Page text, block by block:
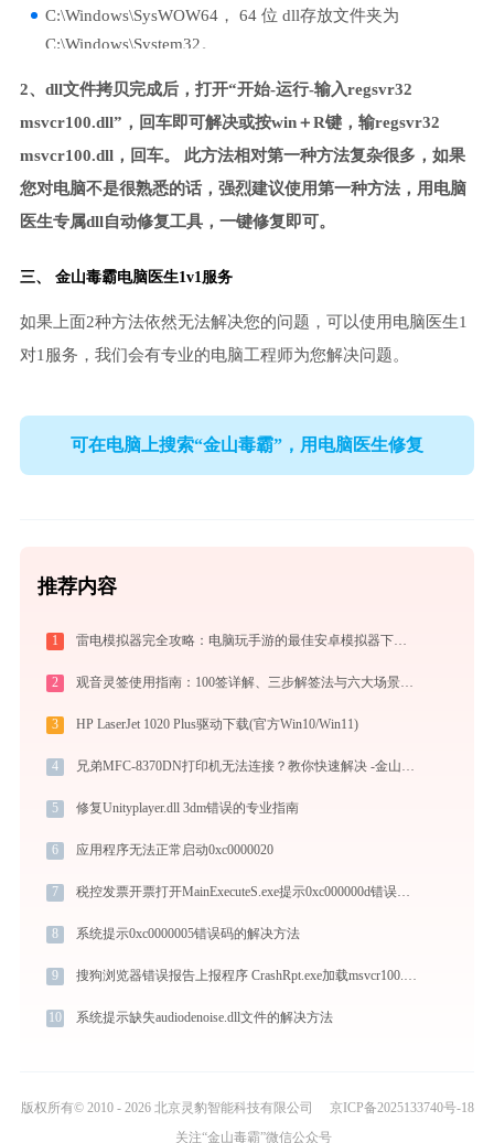
C:\Windows\SysWOW64， 64 位 dll存放文件夹为
C:\Windows\System32。
2、dll文件拷贝完成后，打开“开始-运行-输入regsvr32
msvcr100.dll”，回车即可解决或按win＋R键，输regsvr32
msvcr100.dll，回车。 此方法相对第一种方法复杂很多，如果
您对电脑不是很熟悉的话，强烈建议使用第一种方法，用电脑
医生专属dll自动修复工具，一键修复即可。
三、 金山毒霸电脑医生1v1服务
如果上面2种方法依然无法解决您的问题，可以使用电脑医生1
对1服务，我们会有专业的电脑工程师为您解决问题。
可在电脑上搜索“金山毒霸”，用电脑医生修复
推荐内容
1 雷电模拟器完全攻略：电脑玩手游的最佳安卓模拟器下载安装与优化配置指南
2 观音灵签使用指南：100签详解、三步解签法与六大场景解读
3 HP LaserJet 1020 Plus驱动下载(官方Win10/Win11)
4 兄弟MFC-8370DN打印机无法连接？教你快速解决 -金山毒霸
5 修复Unityplayer.dll 3dm错误的专业指南
6 应用程序无法正常启动0xc0000020
7 税控发票开票打开MainExecuteS.exe提示0xc000000d错误码怎么办
8 系统提示0xc0000005错误码的解决方法
9 搜狗浏览器错误报告上报程序 CrashRpt.exe加载msvcr100.dll文件丢失处理办法
10 系统提示缺失audiodenoise.dll文件的解决方法
版权所有© 2010 - 2026 北京灵豹智能科技有限公司
京ICP备2025133740号-18
关注“金山毒霸”微信公众号